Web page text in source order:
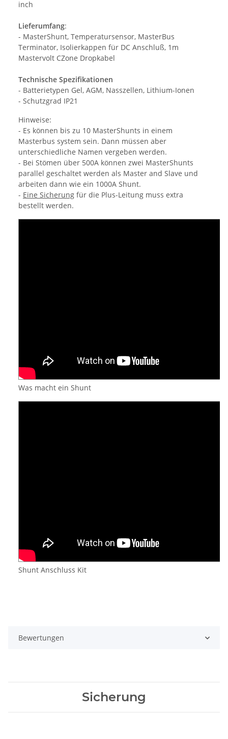
inch
Lieferumfang:
- MasterShunt, Temperatursensor, MasterBus
Terminator, Isolierkappen für DC Anschluß, 1m
Mastervolt CZone Dropkabel
Technische Spezifikationen
- Batterietypen Gel, AGM, Nasszellen, Lithium-Ionen
- Schutzgrad IP21
Hinweise:
- Es können bis zu 10 MasterShunts in einem
Masterbus system sein. Dann müssen aber
unterschiedliche Namen vergeben werden.
- Bei Stömen über 500A können zwei MasterShunts
parallel geschaltet werden als Master and Slave und
arbeiten dann wie ein 1000A Shunt.
- Eine Sicherung für die Plus-Leitung muss extra
bestellt werden.
Was macht ein Shunt
Shunt Anschluss Kit
Bewertungen
Sicherung